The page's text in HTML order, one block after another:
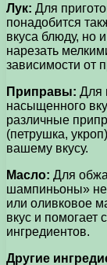
Лук: Для
понадобится
вкуса блюду, но
нарезать
зависимости от
Приправы: Для
насыщенного
различные
(петрушка,
вашему вкусу.
Масло: Для
шампиньоны»
или оливковое
вкус и помогает
ингредиентов.
Другие